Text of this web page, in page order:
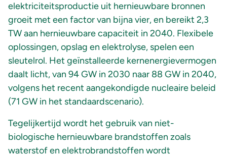
elektriciteitsproductie uit hernieuwbare bronnen
groeit met een factor van bijna vier, en bereikt 2,3
TW aan hernieuwbare capaciteit in 2040. Flexibele
oplossingen, opslag en elektrolyse, spelen een
sleutelrol. Het geïnstalleerde kernenergievermogen
daalt licht, van 94 GW in 2030 naar 88 GW in 2040,
volgens het recent aangekondigde nucleaire beleid
(71 GW in het standaardscenario).
Tegelijkertijd wordt het gebruik van niet-
biologische hernieuwbare brandstoffen zoals
waterstof en elektrobrandstoffen wordt